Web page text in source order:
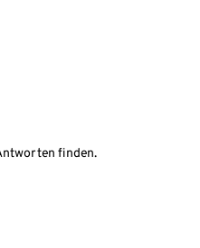
finden.